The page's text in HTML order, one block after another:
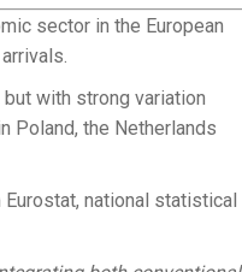
sector in the European
with strong variation
Poland, the Netherlands
national statistical